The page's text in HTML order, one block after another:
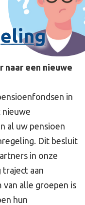
naar een nieuwe
in
nieuwe
al uw pensioen
Dit besluit
in onze
traject aan
van alle groepen is
hun